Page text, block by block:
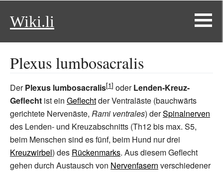
Wiki.li
Plexus lumbosacralis
DerPlexus lumbosacralis oderLenden-Kreuz-
Geflecht ist ein Geflechtder Ventraläste (bauchwärts
gerichtete Nervenäste, Rami ventrales) derSpinalnerven
des Lenden- und Kreuzabschnitts (Th12 bis max. S5,
beim Menschen sind es fünf, beim Hund nur drei
Kreuzwirbel) des Rückenmarks. Aus diesem Geflecht
gehen durch Austausch von Nervenfasern verschiedener